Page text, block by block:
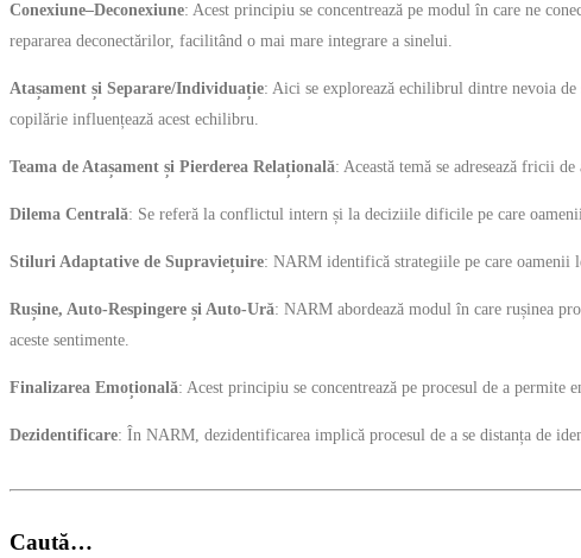
Conexiune–Deconexiune: Acest principiu se concentrează pe modul în care ne
repararea deconectărilor, facilitând o mai mare integrare a sinelui.
Atașament și Separare/Individuație: Aici se explorează echilibrul dintre nevoia
copilărie influențează acest echilibru.
Teama de Atașament și Pierderea Relațională: Această temă se adresează fricii
Dilema Centrală: Se referă la conflictul intern și la deciziile dificile pe care
Stiluri Adaptative de Supraviețuire: NARM identifică strategiile pe care oamenii
Rușine, Auto-Respingere și Auto-Ură: NARM abordează modul în care rușinea
aceste sentimente.
Finalizarea Emoțională: Acest principiu se concentrează pe procesul de a
Dezidentificare: În NARM, dezidentificarea implică procesul de a se distanța de
Caută…